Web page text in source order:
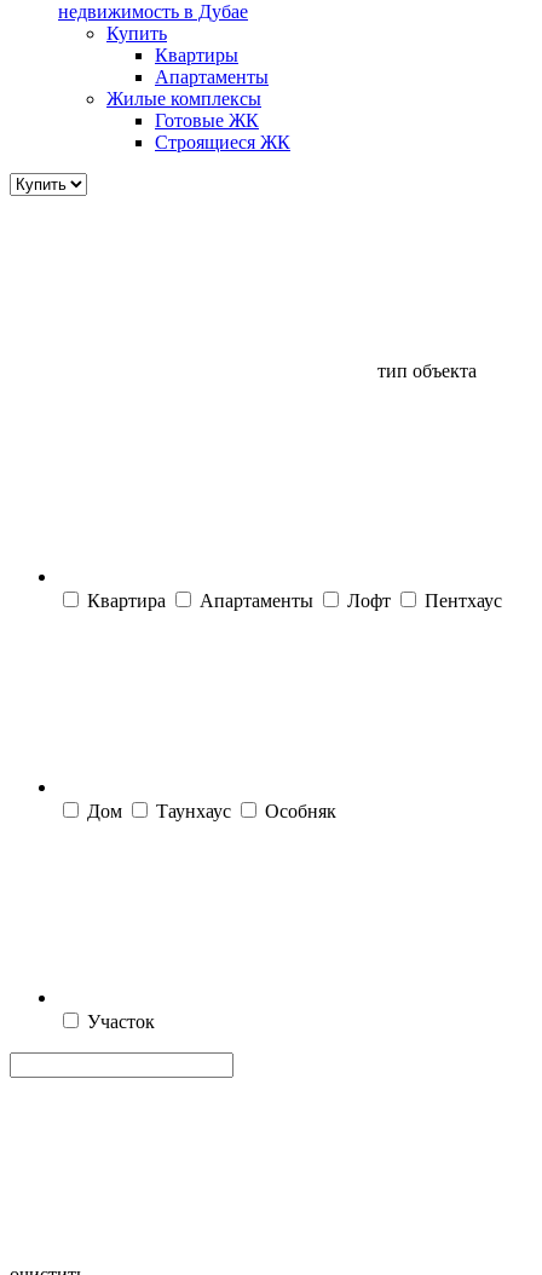
недвижимость в Дубае
Купить
Квартиры
Апартаменты
Жилые комплексы
Готовые ЖК
Строящиеся ЖК
тип объекта
Квартира Апартаменты Лофт Пентхаус
Дом Таунхаус Особняк
Участок